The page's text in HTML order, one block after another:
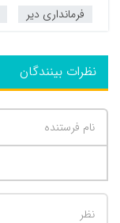
فرمانداری دیر
نظرات بینندگان